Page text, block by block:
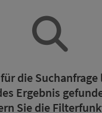
die
Ergebnis
Sie die